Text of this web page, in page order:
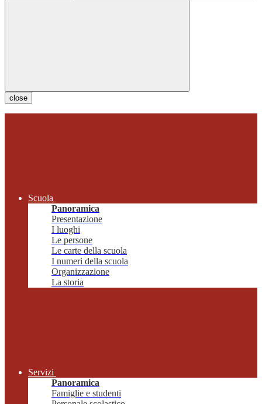
close
Scuola
Panoramica
Presentazione
I luoghi
Le persone
Le carte della scuola
I numeri della scuola
Organizzazione
La storia
Servizi
Panoramica
Famiglie e studenti